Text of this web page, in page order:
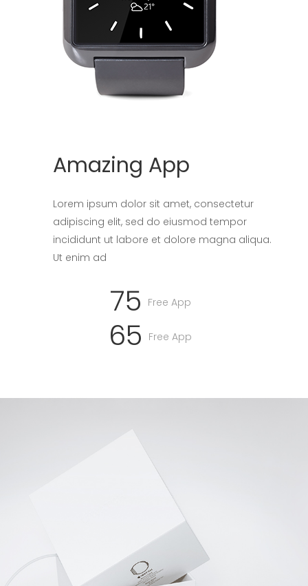
Amazing App
Lorem ipsum dolor sit amet, consectetur
adipiscing elit, sed do eiusmod tempor
incididunt ut labore et dolore magna aliqua.
Ut enim ad
75 Free App
65 Free App